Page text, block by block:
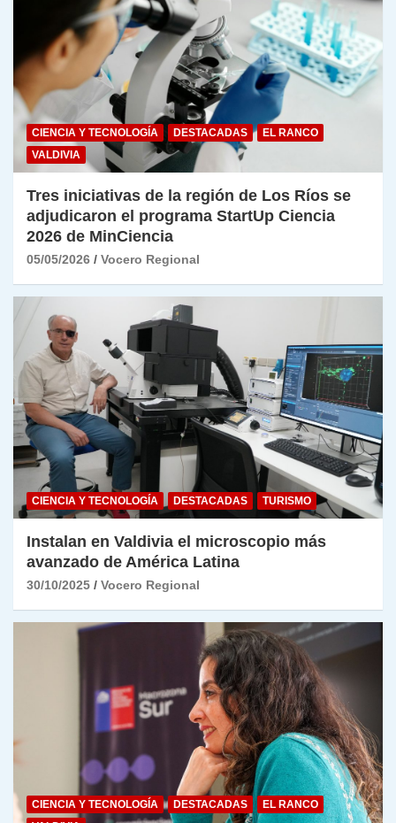
CIENCIA Y TECNOLOGÍA DESTACADAS
EL RANCO
VALDIVIA
Tres iniciativas de la región de Los Ríos se
adjudicaron el programa StartUp Ciencia
2026 de MinCiencia
05/05/2026 Vocero Regional
CIENCIA Y TECNOLOGÍA DESTACADAS TURISMO
Instalan en Valdivia el microscopio más
avanzado de América Latina
30/10/2025 Vocero Regional
CIENCIA Y TECNOLOGÍA DESTACADAS
EL RANCO